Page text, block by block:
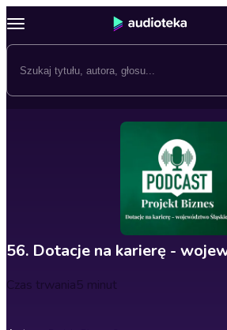
56. Dotacje na karierę -
Czas trwania5 minut